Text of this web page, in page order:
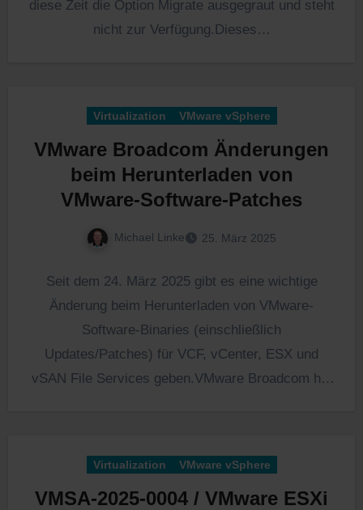
diese Zeit die Option Migrate ausgegraut und steht
nicht zur Verfügung.Dieses…
Virtualization VMware vSphere
VMware Broadcom Änderungen
beim Herunterladen von
VMware-Software-Patches
Michael Linke 25. März 2025
Seit dem 24. März 2025 gibt es eine wichtige
Änderung beim Herunterladen von VMware-
Software-Binaries (einschließlich
Updates/Patches) für VCF, vCenter, ESX und
vSAN File Services geben.VMware Broadcom hat
Virtualization VMware vSphere
VMSA-2025-0004 / VMware ESXi